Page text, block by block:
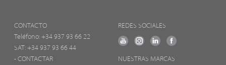
CONTACTO
Teléfono: +34 937 93 66 22
SAT: +34 937 93 66 44
- CONTACTAR
REDES SOCIALES
NUESTRAS MARCAS